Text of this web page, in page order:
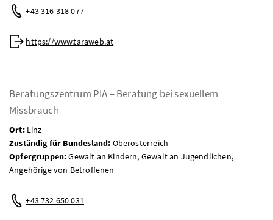
Telefon:
+43 316 318 077
Web:
https://www.taraweb.at
Beratungszentrum PIA – Beratung bei sexuellem
Missbrauch
Ort:Linz
Zuständig für Bundesland: Oberösterreich
Opfergruppen:Gewalt an Kindern, Gewalt an Jugendlichen,
Angehörige von Betroffenen
Telefon:
+43 732 650 031